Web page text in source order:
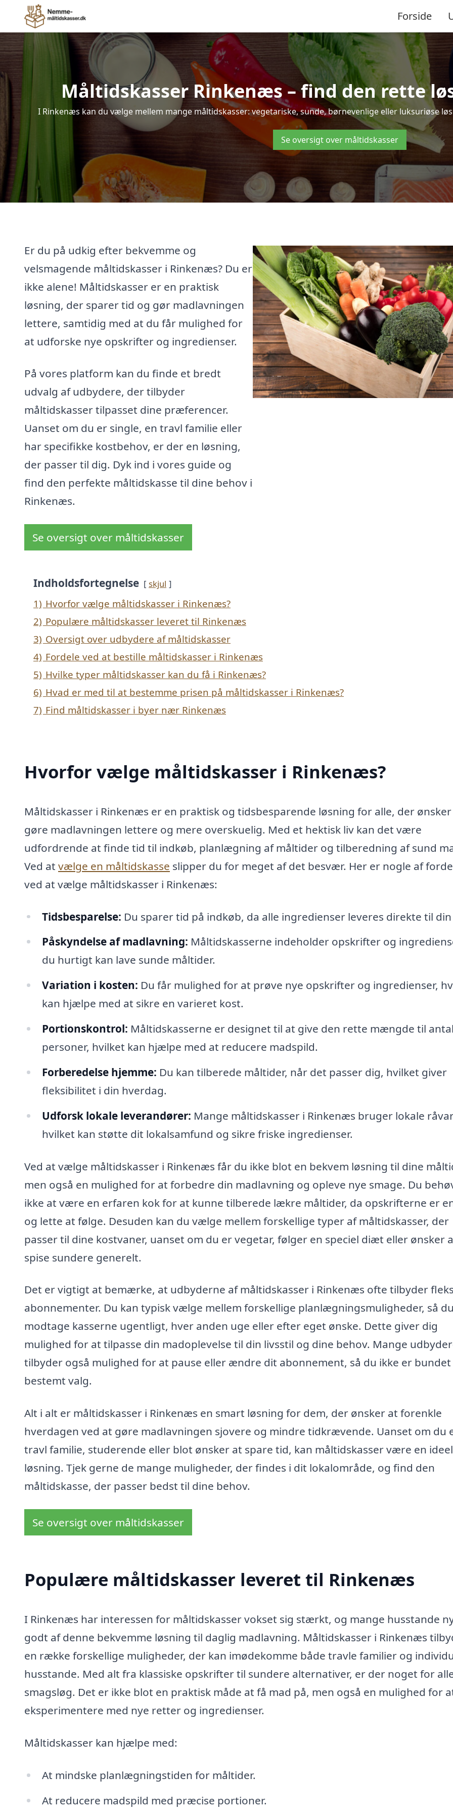
Forside
Måltidskasser Rinkenæs – find den rette
I Rinkenæs kan du vælge mellem mange måltidskasser: vegetariske, sunde, børnevenlige eller luksuriøse
Se oversigt over måltidskasser
Er du på udkig efter bekvemme og
velsmagende måltidskasser i Rinkenæs? Du er
ikke alene! Måltidskasser er en praktisk
løsning, der sparer tid og gør madlavningen
lettere, samtidig med at du får mulighed for
at udforske nye opskrifter og ingredienser.
På vores platform kan du finde et bredt
udvalg af udbydere, der tilbyder
måltidskasser tilpasset dine præferencer.
Uanset om du er single, en travl familie eller
har specifikke kostbehov, er der en løsning,
der passer til dig. Dyk ind i vores guide og
find den perfekte måltidskasse til dine behov i
Rinkenæs.
Se oversigt over måltidskasser
Indholdsfortegnelse skjul
1) Hvorfor vælge måltidskasser i Rinkenæs?
2) Populære måltidskasser leveret til Rinkenæs
3) Oversigt over udbydere af måltidskasser
4) Fordele ved at bestille måltidskasser i Rinkenæs
5) Hvilke typer måltidskasser kan du få i Rinkenæs?
6) Hvad er med til at bestemme prisen på måltidskasser i Rinkenæs?
7) Find måltidskasser i byer nær Rinkenæs
Hvorfor vælge måltidskasser i Rinkenæs?
Måltidskasser i Rinkenæs er en praktisk og tidsbesparende løsning for alle, der
gøre madlavningen lettere og mere overskuelig. Med et hektisk liv kan det være
udfordrende at finde tid til indkøb, planlægning af måltider og tilberedning af sund
Ved at vælge en måltidskasse slipper du for meget af det besvær. Her er nogle af
ved at vælge måltidskasser i Rinkenæs:
Tidsbesparelse: Du sparer tid på indkøb, da alle ingredienser leveres direkte til din
Påskyndelse af madlavning: Måltidskasserne indeholder opskrifter og
du hurtigt kan lave sunde måltider.
Variation i kosten: Du får mulighed for at prøve nye opskrifter og ingredienser,
kan hjælpe med at sikre en varieret kost.
Portionskontrol: Måltidskasserne er designet til at give den rette mængde til
personer, hvilket kan hjælpe med at reducere madspild.
Forberedelse hjemme: Du kan tilberede måltider, når det passer dig, hvilket giver
fleksibilitet i din hverdag.
Udforsk lokale leverandører: Mange måltidskasser i Rinkenæs bruger lokale
hvilket kan støtte dit lokalsamfund og sikre friske ingredienser.
Ved at vælge måltidskasser i Rinkenæs får du ikke blot en bekvem løsning til dine
men også en mulighed for at forbedre din madlavning og opleve nye smage. Du
ikke at være en erfaren kok for at kunne tilberede lækre måltider, da opskrifterne er
og lette at følge. Desuden kan du vælge mellem forskellige typer af måltidskasser, der
passer til dine kostvaner, uanset om du er vegetar, følger en speciel diæt eller ønsker
spise sundere generelt.
Det er vigtigt at bemærke, at udbyderne af måltidskasser i Rinkenæs ofte tilbyder
abonnementer. Du kan typisk vælge mellem forskellige planlægningsmuligheder, så
modtage kasserne ugentligt, hver anden uge eller efter eget ønske. Dette giver dig
mulighed for at tilpasse din madoplevelse til din livsstil og dine behov. Mange
tilbyder også mulighed for at pause eller ændre dit abonnement, så du ikke er
bestemt valg.
Alt i alt er måltidskasser i Rinkenæs en smart løsning for dem, der ønsker at forenkle
hverdagen ved at gøre madlavningen sjovere og mindre tidkrævende. Uanset om du
travl familie, studerende eller blot ønsker at spare tid, kan måltidskasser være en ideel
løsning. Tjek gerne de mange muligheder, der findes i dit lokalområde, og find den
måltidskasse, der passer bedst til dine behov.
Se oversigt over måltidskasser
Populære måltidskasser leveret til Rinkenæs
I Rinkenæs har interessen for måltidskasser vokset sig stærkt, og mange husstande
godt af denne bekvemme løsning til daglig madlavning. Måltidskasser i Rinkenæs
en række forskellige muligheder, der kan imødekomme både travle familier og
husstande. Med alt fra klassiske opskrifter til sundere alternativer, er der noget for
smagsløg. Det er ikke blot en praktisk måde at få mad på, men også en mulighed for
eksperimentere med nye retter og ingredienser.
Måltidskasser kan hjælpe med:
At mindske planlægningstiden for måltider.
At reducere madspild med præcise portioner.